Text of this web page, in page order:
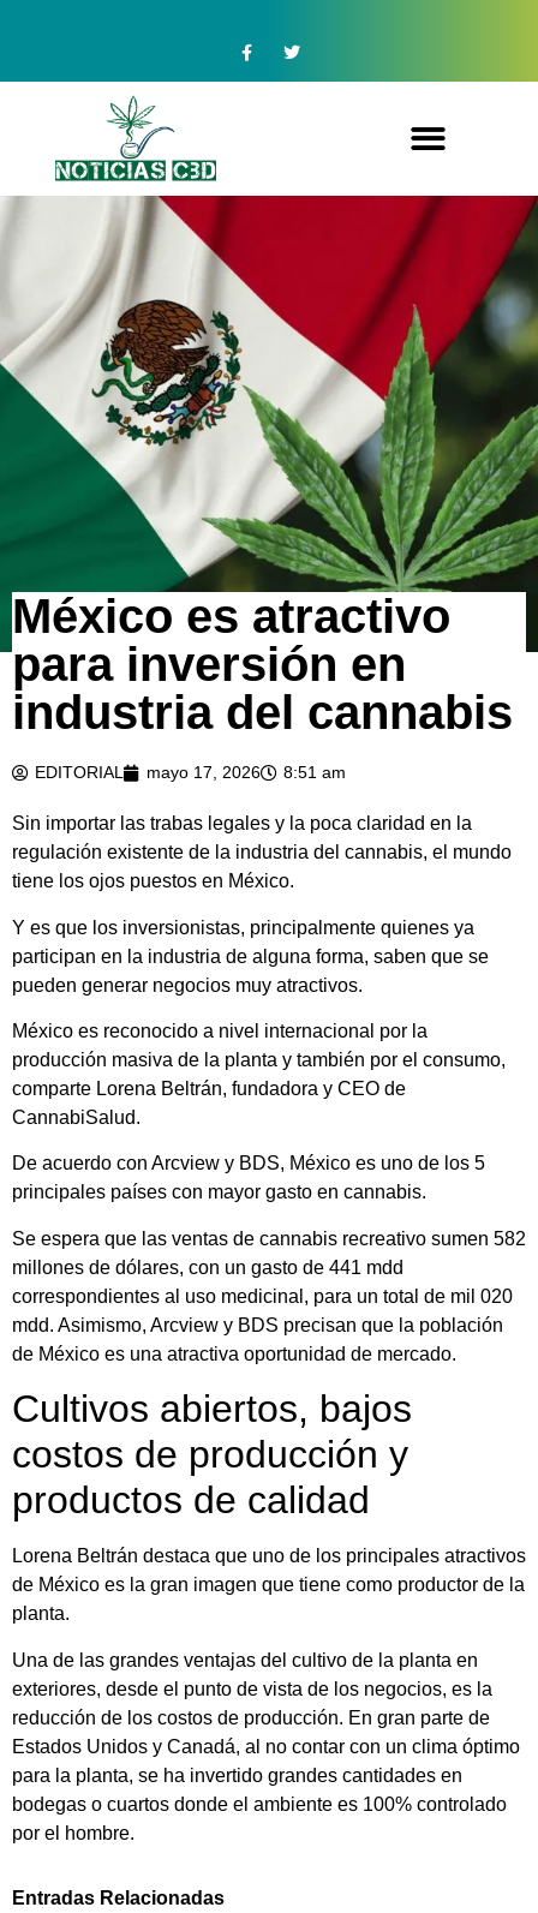
México es atractivo
para inversión en
industria del cannabis
EDITORIAL mayo 17, 2026 8:51 am
Sin importar las trabas legales y la poca claridad en la
regulación existente de la industria del cannabis, el mundo
tiene los ojos puestos en México.
Y es que los inversionistas, principalmente quienes ya
participan en la industria de alguna forma, saben que se
pueden generar negocios muy atractivos.
México es reconocido a nivel internacional por la
producción masiva de la planta y también por el consumo,
comparte Lorena Beltrán, fundadora y CEO de
CannabiSalud.
De acuerdo con Arcview y BDS, México es uno de los 5
principales países con mayor gasto en cannabis.
Se espera que las ventas de cannabis recreativo sumen 582
millones de dólares, con un gasto de 441 mdd
correspondientes al uso medicinal, para un total de mil 020
mdd. Asimismo, Arcview y BDS precisan que la población
de México es una atractiva oportunidad de mercado.
Cultivos abiertos, bajos
costos de producción y
productos de calidad
Lorena Beltrán destaca que uno de los principales atractivos
de México es la gran imagen que tiene como productor de la
planta.
Una de las grandes ventajas del cultivo de la planta en
exteriores, desde el punto de vista de los negocios, es la
reducción de los costos de producción. En gran parte de
Estados Unidos y Canadá, al no contar con un clima óptimo
para la planta, se ha invertido grandes cantidades en
bodegas o cuartos donde el ambiente es 100% controlado
por el hombre.
Entradas Relacionadas